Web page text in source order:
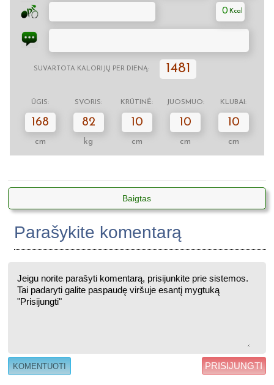
0
SUVARTOTA KALORIJŲ PER DIENĄ: 1481
ŪGIS: SVORIS: KRŪTINĖ: JUOSMUO: KLUBAI:
168
cm
82
kg
10
cm
10
cm
10
cm
Baigtas
Parašykite komentarą
PRISIJUNGTI